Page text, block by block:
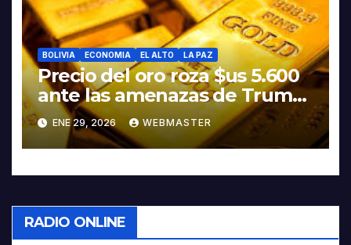
BOLIVIA ECONOMIA EL ALTO LA PAZ
Precio del oro roza $us 5.600
ante las amenazas de Trump
contra Irán
ENE 29, 2026 WEBMASTER
RADIO ONLINE